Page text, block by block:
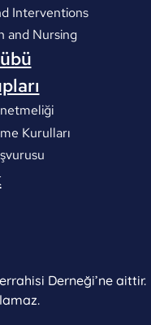
Interventions
and Nursing
Kurulları
Derneği’ne aittir.